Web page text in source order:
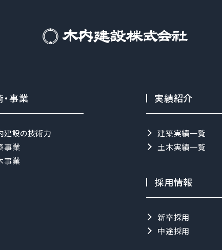
事業
建設の技術力
事業
事業
実績紹介
建築実績一覧
土木実績一覧
採用情報
新卒採用
中途採用